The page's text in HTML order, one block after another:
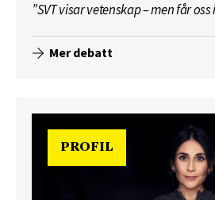
”SVT visar vetenskap – men får
Mer debatt
PROFIL